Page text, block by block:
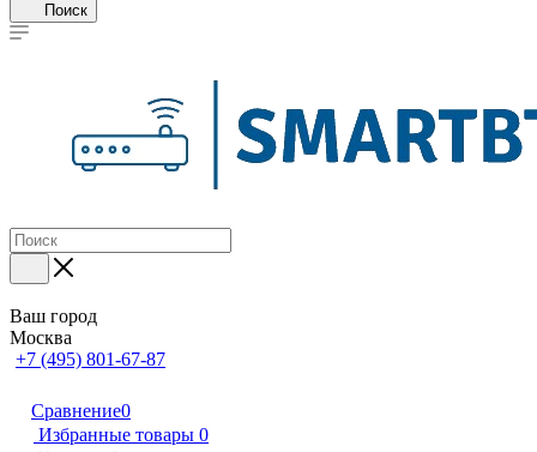
Поиск
Ваш город
Москва
+7 (495) 801-67-87
Сравнение0
Избранные товары 0